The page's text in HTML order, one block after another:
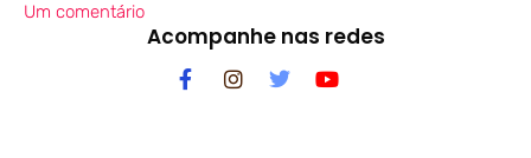
Um comentário
Acompanhe nas redes